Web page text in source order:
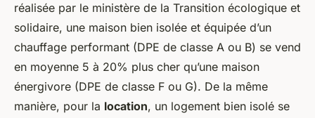
réalisée par le ministère de la Transition écologique et
solidaire, une maison bien isolée et équipée d’un
chauffage performant (DPE de classe A ou B) se vend
en moyenne 5 à 20% plus cher qu’une maison
énergivore (DPE de classe F ou G). De la même
manière, pour la location, un logement bien isolé se